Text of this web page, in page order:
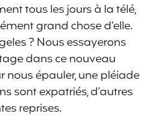
tous les jours à la télé,
grand chose d’elle.
? Nous essayerons
dans ce nouveau
nous épauler, une pléiade
sont expatriés, d’autres
reprises.